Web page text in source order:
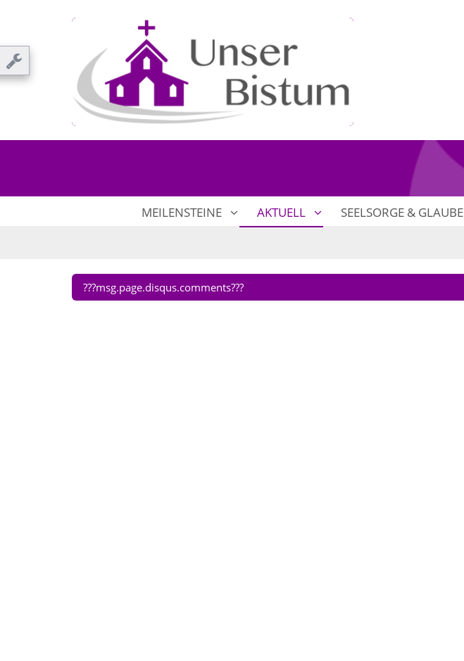
MEILENSTEINE AKTUELL SEELSORGE & GLAUBE
???msg.page.disqus.comments???